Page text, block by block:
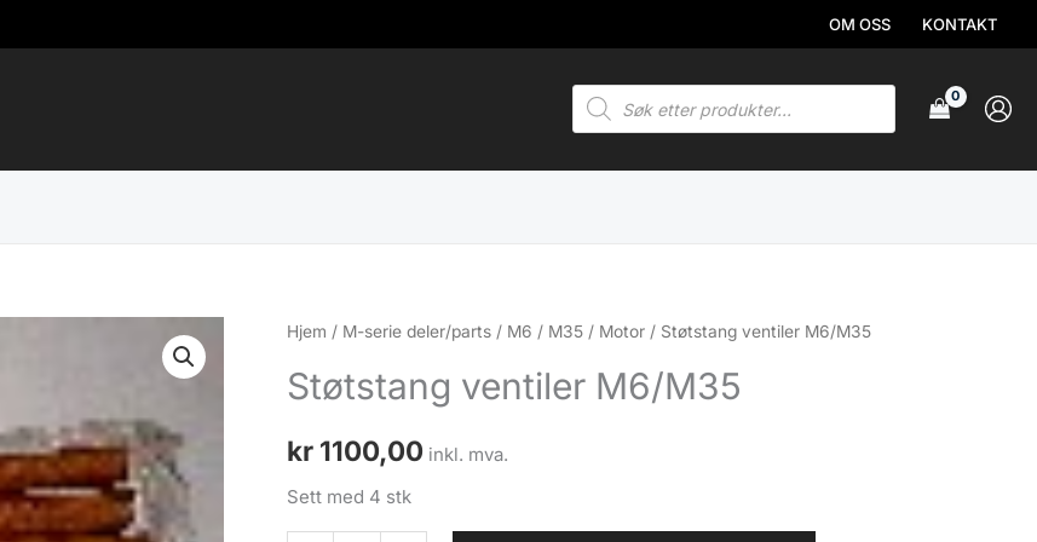
OM OSS KONTAKT
Products
search
Hjem / M-serie deler/parts / M6 / M35 / Motor / Støtstang ventiler M6/M35
Støtstang ventiler M6/M35
kr 1100,00 inkl. mva.
Sett med 4 stk